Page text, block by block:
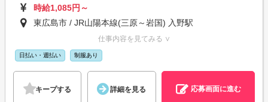
時給1,085円～
東広島市 / JR山陽本線(三原～岩国) 入野駅
仕事内容を見てみる ∨
日払い・週払い 制服あり
キープする 詳細を見る 応募画面に進む